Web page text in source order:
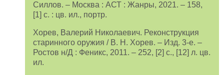
Силлов. – Москва : АСТ : Жанры, 2021. – 158,
[1] с. : цв. ил., портр.
Хорев, Валерий Николаевич. Реконструкция
старинного оружия / В. Н. Хорев. – Изд. 3-е. –
Ростов н/Д : Феникс, 2011. – 252, [2] с., [12] л. цв.
ил.